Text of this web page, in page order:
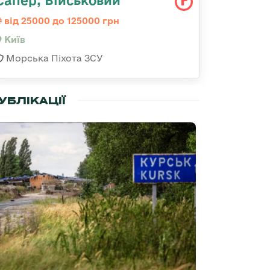
від 25000 до 125000 грн
Київ
Морська Піхота ЗСУ